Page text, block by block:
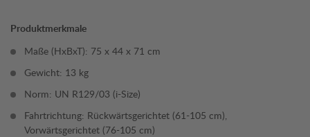
Produktmerkmale
Maße (HxBxT): 75 x 44 x 71 cm
Gewicht: 13 kg
Norm: UN R129/03 (i-Size)
Fahrtrichtung: Rückwärtsgerichtet (61-105 cm),
Vorwärtsgerichtet (76-105 cm)